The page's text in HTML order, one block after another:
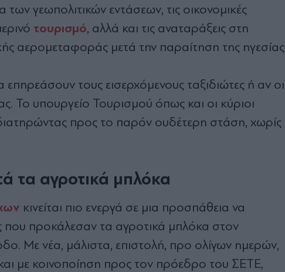
γεωπολιτικών εντάσεων, τις οικονομικές
τουρισμό, αλλά και τις αναταράξεις στη
αερομεταφοράς μετά την παραίτηση της ηγεσίας
επηρεάσουν τους εισερχόμενους ταξιδιώτες ή αν οι
Το υπουργείο Τουρισμού όπως και οι κύριοι
προς το παρόν ουδέτερη στάση, χωρίς
τα αγροτικά μπλόκα
κινείται πιο ενεργά σε μια προσπάθεια να
που προκάλεσαν τα αγροτικά μπλόκα στον
Με νέα, μάλιστα, επιστολή, προ ολίγων ημερών,
με κοινοποίηση προς τον πρόεδρο του ΣΕΤΕ,